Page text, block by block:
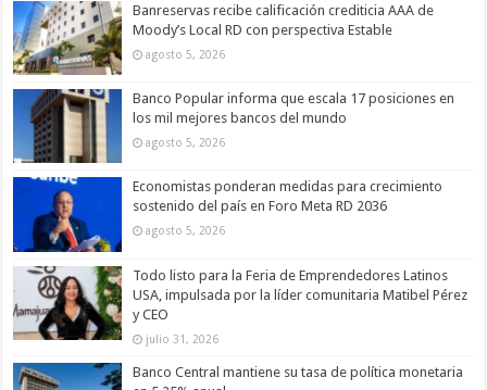
Banreservas recibe calificación crediticia AAA de
Moody’s Local RD con perspectiva Estable
agosto 5, 2026
Banco Popular informa que escala 17 posiciones en
los mil mejores bancos del mundo
agosto 5, 2026
Economistas ponderan medidas para crecimiento
sostenido del país en Foro Meta RD 2036
agosto 5, 2026
Todo listo para la Feria de Emprendedores Latinos
USA, impulsada por la líder comunitaria Matibel Pérez
y CEO
julio 31, 2026
Banco Central mantiene su tasa de política monetaria